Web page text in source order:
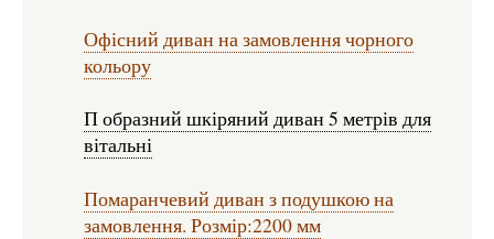
Офісний диван на замовлення чорного
кольору
П образний шкіряний диван 5 метрів для
вітальні
Помаранчевий диван з подушкою на
замовлення. Розмір:2200 мм